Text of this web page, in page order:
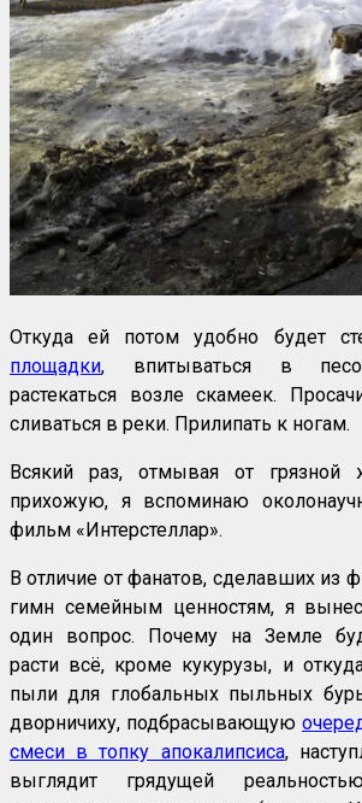
Откуда ей потом удобно будет
площадки, впитываться в
растекаться возле скамеек.
сливаться в реки. Прилипать к ногам.
Всякий раз, отмывая от
прихожую, я вспоминаю
фильм «Интерстеллар».
В отличие от фанатов, сделавших из
гимн семейным ценностям, я
один вопрос. Почему на Земле
расти всё, кроме кукурузы, и
пыли для глобальных пыльных
дворничиху, подбрасывающую
смеси в топку апокалипсиса,
выглядит грядущей